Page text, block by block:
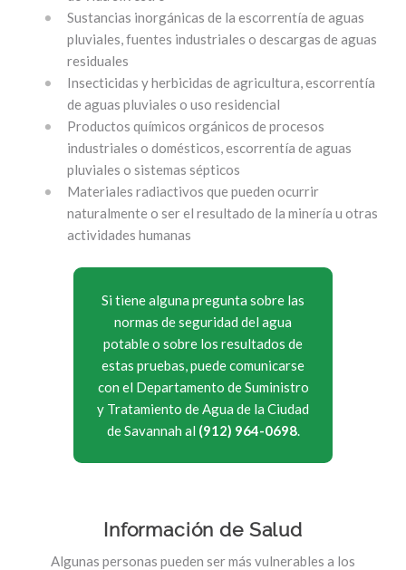
Sustancias inorgánicas de la escorrentía de aguas
pluviales, fuentes industriales o descargas de aguas
residuales
Insecticidas y herbicidas de agricultura, escorrentía
de aguas pluviales o uso residencial
Productos químicos orgánicos de procesos
industriales o domésticos, escorrentía de aguas
pluviales o sistemas sépticos
Materiales radiactivos que pueden ocurrir
naturalmente o ser el resultado de la minería u otras
actividades humanas
Si tiene alguna pregunta sobre las
normas de seguridad del agua
potable o sobre los resultados de
estas pruebas, puede comunicarse
con el Departamento de Suministro
y Tratamiento de Agua de la Ciudad
de Savannah al (912) 964-0698.
Información de Salud
Algunas personas pueden ser más vulnerables a los